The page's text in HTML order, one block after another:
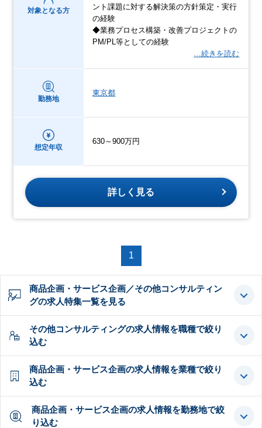
対象となる方
ント課題に対する解決策の方針策定・実行
の経験
◆業務プロセス構築・改善プロジェクトの
PM/PL等としての経験
…続きを読む
勤務地
東京都
想定年収
630～900万円
詳しく見る
1
商品企画・サービス企画／その他コンサルティン
グの求人特集一覧を見る
その他コンサルティングの求人情報を職種で絞り
込む
商品企画・サービス企画の求人情報を業種で絞り
込む
商品企画・サービス企画の求人情報を勤務地で絞
り込む